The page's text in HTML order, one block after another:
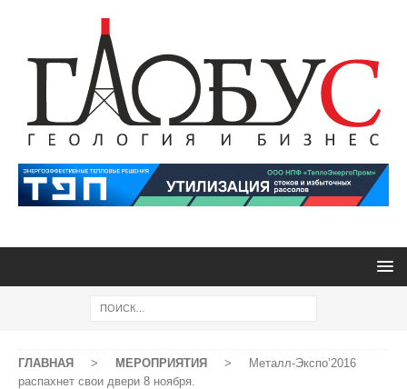
ГЛАВНАЯ > МЕРОПРИЯТИЯ >
Металл-Экспо’2016
распахнет свои двери 8 ноября.